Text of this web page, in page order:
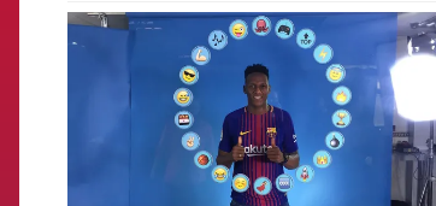
FCB Barcelona badge